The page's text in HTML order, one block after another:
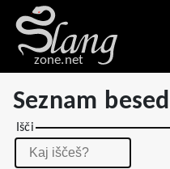
zone.net
Seznam besed
Išči